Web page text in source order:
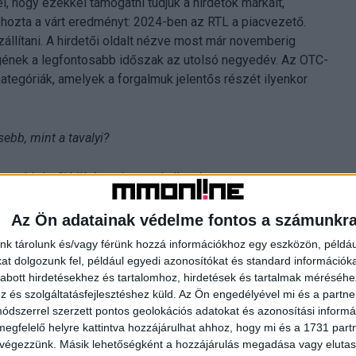
Az Ön adatainak védelme fontos a
tárolunk és/vagy férünk hozzá információkhoz egy eszközön,
dolgozunk fel, például egyedi azonosítókat és standard
hirdetésekhez és tartalomhoz, hirdetések és tartalmak
és szolgáltatásfejlesztéshez küld. Az Ön engedélyével mi és a
szerzett pontos geolokációs adatokat és azonosítási
helyre kattintva hozzájárulhat ahhoz, hogy mi és a 1731
Másik lehetőségként a hozzájárulás megadása vagy
a várt eredményt: 2024-ben az RTL a piacvezető.
A hirdetői oldalt nézve most már novemberig
a legfontosabb időszak az utolsó negyedév. Az OTC-
amelyek a forgalmuk jelentős részét ilyenkor
mint a tavalyi?
a hirdetői költés, mint tavaly ilyenkor.
hamarosan elég sokan fordulnak majd át a 49-ből 50-
a 18–59 lesz 2025-től. Ami ugyanúgy változás lesz
kezdődött, ám januártól 18-kor fog. Ez is illeszkedik a
ez a korosztály valamelyest hamarabb kapcsolja be
ig tart majd nálunk a főműsoridő.